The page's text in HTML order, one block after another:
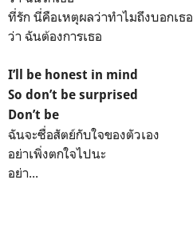
ที่รัก นี่คือเหตุผลว่าทำไมถึงบอกเธอ
ว่า ฉันต้องการเธอ
I’ll be honest in mind
So don’t be surprised
Don’t be
ฉันจะซื่อสัตย์กับใจของตัวเอง
อย่าเพิ่งตกใจไปนะ
อย่า...